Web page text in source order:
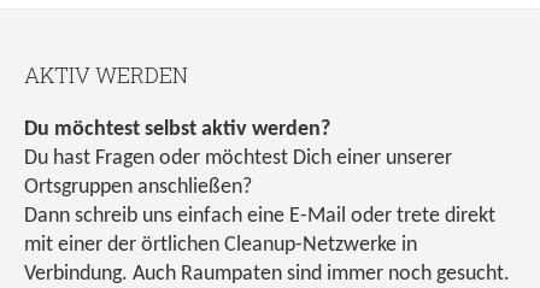
AKTIV WERDEN
Du möchtest selbst aktiv werden?
Du hast Fragen oder möchtest Dich einer unserer
Ortsgruppen anschließen?
Dann schreib uns einfach eine E-Mail oder trete direkt
mit einer der örtlichen Cleanup-Netzwerke in
Verbindung. Auch Raumpaten sind immer noch gesucht.